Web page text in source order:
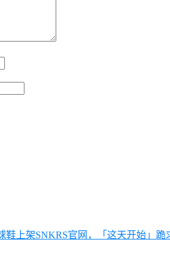
上架SNKRS官网，「这天开始」跪